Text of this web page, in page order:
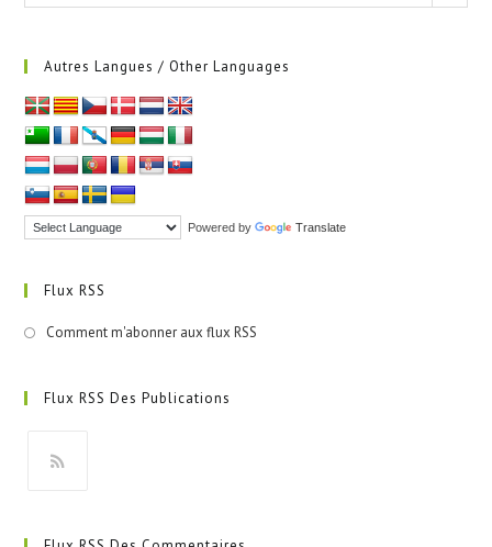
Autres Langues / Other Languages
Powered by Translate
Flux RSS
Comment m'abonner aux flux RSS
Flux RSS Des Publications